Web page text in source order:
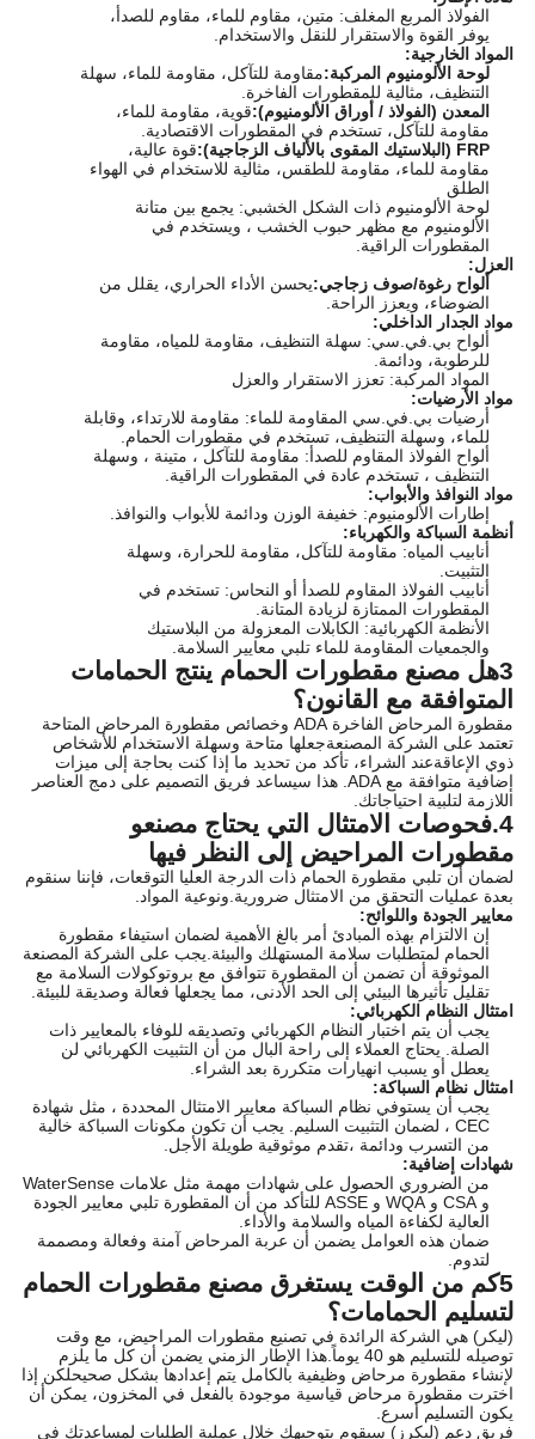
الفولاذ المربع المغلف: متين، مقاوم للماء، مقاوم للصدأ،
يوفر القوة والاستقرار للنقل والاستخدام.
المواد الخارجية:
لوحة الألومنيوم المركبة:مقاومة للتآكل، مقاومة للماء، سهلة
التنظيف، مثالية للمقطورات الفاخرة.
المعدن (الفولاذ / أوراق الألومنيوم):قوية، مقاومة للماء،
مقاومة للتآكل، تستخدم في المقطورات الاقتصادية.
FRP (البلاستيك المقوى بالألياف الزجاجية):
قوة عالية،
مقاومة للماء، مقاومة للطقس، مثالية للاستخدام في الهواء
الطلق
لوحة الألومنيوم ذات الشكل الخشبي: يجمع بين متانة
الألومنيوم مع مظهر حبوب الخشب ، ويستخدم في
المقطورات الراقية.
العزل:
ألواح رغوة/صوف زجاجي:يحسن الأداء الحراري، يقلل من
الضوضاء، ويعزز الراحة.
مواد الجدار الداخلي:
ألواح بي.في.سي: سهلة التنظيف، مقاومة للمياه، مقاومة
للرطوبة، ودائمة.
المواد المركبة: تعزز الاستقرار والعزل
مواد الأرضيات:
أرضيات بي.في.سي المقاومة للماء: مقاومة للارتداء، وقابلة
للماء، وسهلة التنظيف، تستخدم في مقطورات الحمام.
ألواح الفولاذ المقاوم للصدأ: مقاومة للتآكل ، متينة ، وسهلة
التنظيف ، تستخدم عادة في المقطورات الراقية.
مواد النوافذ والأبواب:
إطارات الألومنيوم: خفيفة الوزن ودائمة للأبواب والنوافذ.
أنظمة السباكة والكهرباء:
أنابيب المياه: مقاومة للتآكل، مقاومة للحرارة، وسهلة
التثبيت.
أنابيب الفولاذ المقاوم للصدأ أو النحاس: تستخدم في
المقطورات الممتازة لزيادة المتانة.
الأنظمة الكهربائية: الكابلات المعزولة من البلاستيك
والجمعيات المقاومة للماء تلبي معايير السلامة.
3هل مصنع مقطورات الحمام ينتج الحمامات
المتوافقة مع القانون؟
مقطورة المرحاض الفاخرة ADA وخصائص مقطورة المرحاض المتاحة
تعتمد على الشركة المصنعةجعلها متاحة وسهلة الاستخدام للأشخاص
ذوي الإعاقةعند الشراء، تأكد من تحديد ما إذا كنت بحاجة إلى ميزات
إضافية متوافقة مع ADA. هذا سيساعد فريق التصميم على دمج العناصر
اللازمة لتلبية احتياجاتك.
4.فحوصات الامتثال التي يحتاج مصنعو
مقطورات المراحيض إلى النظر فيها
لضمان أن تلبي مقطورة الحمام ذات الدرجة العليا التوقعات، فإننا سنقوم
بعدة عمليات التحقق من الامتثال ضرورية.ونوعية المواد.
معايير الجودة واللوائح:
إن الالتزام بهذه المبادئ أمر بالغ الأهمية لضمان استيفاء مقطورة
الحمام لمتطلبات سلامة المستهلك والبيئة.يجب على الشركة المصنعة
الموثوقة أن تضمن أن المقطورة تتوافق مع بروتوكولات السلامة مع
تقليل تأثيرها البيئي إلى الحد الأدنى، مما يجعلها فعالة وصديقة للبيئة.
امتثال النظام الكهربائي:
يجب أن يتم اختبار النظام الكهربائي وتصديقه للوفاء بالمعايير ذات
الصلة. يحتاج العملاء إلى راحة البال من أن التثبيت الكهربائي لن
يعطل أو يسبب انهيارات متكررة بعد الشراء.
امتثال نظام السباكة:
يجب أن يستوفي نظام السباكة معايير الامتثال المحددة ، مثل شهادة
CEC ، لضمان التثبيت السليم. يجب أن تكون مكونات السباكة خالية
من التسرب ودائمة ،تقدم موثوقية طويلة الأجل.
شهادات إضافية:
من الضروري الحصول على شهادات مهمة مثل علامات WaterSense
و CSA و WQA و ASSE للتأكد من أن المقطورة تلبي معايير الجودة
العالية لكفاءة المياه والسلامة والأداء.
ضمان هذه العوامل يضمن أن عربة المرحاض آمنة وفعالة ومصممة
لتدوم.
5كم من الوقت يستغرق مصنع مقطورات الحمام
لتسليم الحمامات؟
(ليكر) هي الشركة الرائدة في تصنيع مقطورات المراحيض، مع وقت
توصيله للتسليم هو 40 يوماً.هذا الإطار الزمني يضمن أن كل ما يلزم
لإنشاء مقطورة مرحاض وظيفية بالكامل يتم إعدادها بشكل صحيحلكن إذا
اخترت مقطورة مرحاض قياسية موجودة بالفعل في المخزون، يمكن أن
يكون التسليم أسرع.
فريق دعم (ليكرز) سيقوم بتوجيهك خلال عملية الطلبات لمساعدتك في